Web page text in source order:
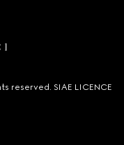
reserved. SIAE LICENCE